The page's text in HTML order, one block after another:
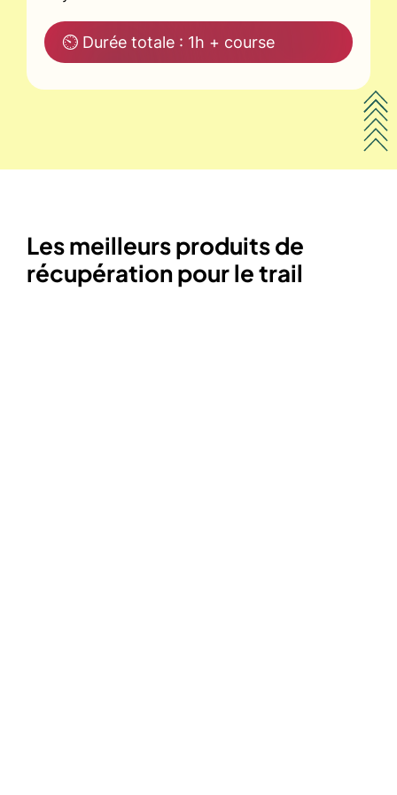
⏲ Durée totale : 1h + course
Les meilleurs produits de
récupération pour le trail